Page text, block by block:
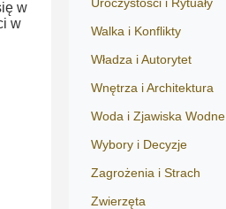
w
w
Walka i Konflikty
Władza i Autorytet
Wnętrza i Architektura
Woda i Zjawiska Wodne
Wybory i Decyzje
Zagrożenia i Strach
Zwierzęta